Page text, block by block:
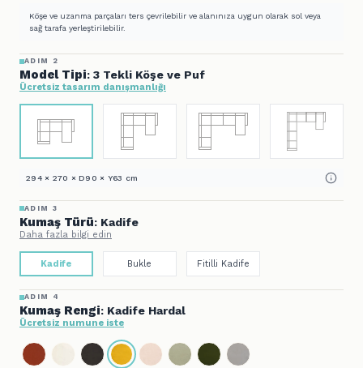
Köşe ve uzanma parçaları ters çevrilebilir ve alanınıza uygun olarak sol veya
sağ tarafa yerleştirilebilir.
ADIM 2
Model Tipi: 3 Tekli Köşe ve Puf
Ücretsiz tasarım danışmanlığı
294 × 270 × D90 × Y63 cm
ADIM 3
Kumaş Türü: Kadife
Daha fazla bilgi edin
Kadife Bukle Fitilli Kadife
ADIM 4
Kumaş Rengi: Kadife Hardal
Ücretsiz numune iste